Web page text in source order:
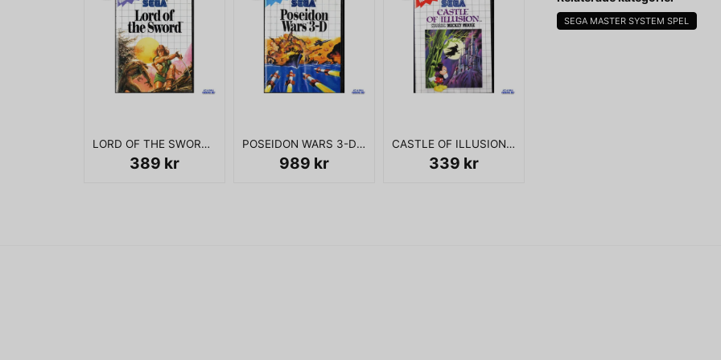
LORD OF THE SWORD MASTERSYSTEM
389 kr
POSEIDON WARS 3-D MASTERSYSTEM
989 kr
CASTLE OF ILLUSION STARRING MICKEY MOUSE MASTERSYSTEM
339 kr
SEGA MASTER SYSTEM SPEL